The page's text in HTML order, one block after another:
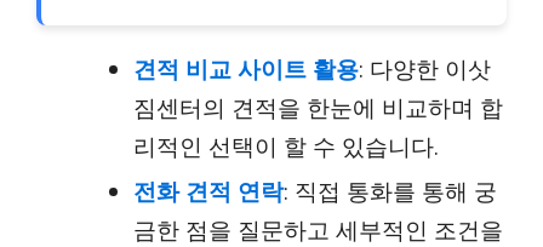
견적 비교 사이트 활용: 다양한 이삿
짐센터의 견적을 한눈에 비교하며 합
리적인 선택이 할 수 있습니다.
전화 견적 연락: 직접 통화를 통해 궁
금한 점을 질문하고 세부적인 조건을